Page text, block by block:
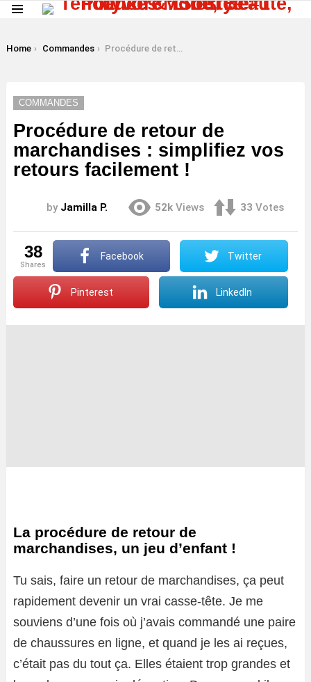
You are here:
Home Commandes Procédure de retour de marchandises : simplifiez vos retours facilement !
COMMANDES
Procédure de retour de
marchandises : simplifiez vos
retours facilement !
by Jamilla P. 52k Views 33 Votes
38
shares
Facebook Twitter
Pinterest LinkedIn
La procédure de retour de
marchandises, un jeu d’enfant !
Tu sais, faire un retour de marchandises, ça peut
rapidement devenir un vrai casse-tête. Je me
souviens d’une fois où j’avais commandé une paire
de chaussures en ligne, et quand je les ai reçues,
c’était pas du tout ça. Elles étaient trop grandes et